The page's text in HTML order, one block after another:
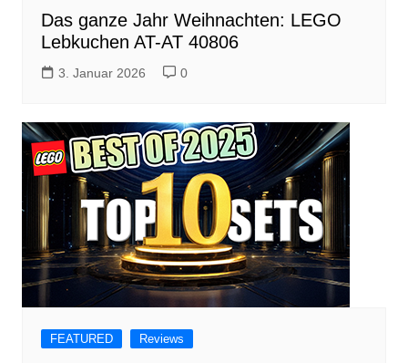
Das ganze Jahr Weihnachten: LEGO
Lebkuchen AT-AT 40806
3. Januar 2026 0
FEATURED Reviews